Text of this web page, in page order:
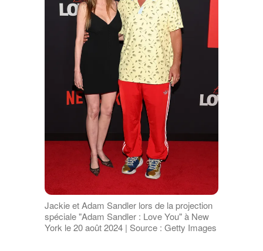
Jackie et Adam Sandler lors de la projection
spéciale "Adam Sandler : Love You" à New
York le 20 août 2024 | Source : Getty Images